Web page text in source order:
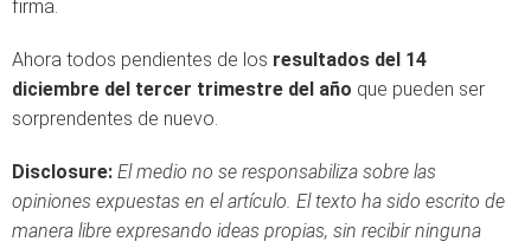
firma.
Ahora todos pendientes de los resultados del 14
diciembre del tercer trimestre del año que pueden ser
sorprendentes de nuevo.
Disclosure: El medio no se responsabiliza sobre las
opiniones expuestas en el artículo. El texto ha sido escrito de
manera libre expresando ideas propias, sin recibir ninguna